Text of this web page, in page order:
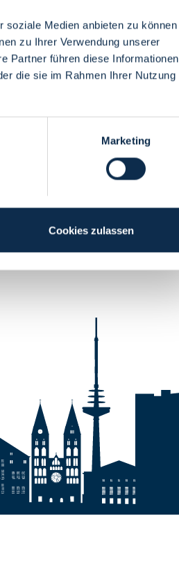
soziale Medien anbieten zu können
zu Ihrer Verwendung unserer
Partner führen diese Informationen
die sie im Rahmen Ihrer Nutzung
Marketing
Cookies zulassen